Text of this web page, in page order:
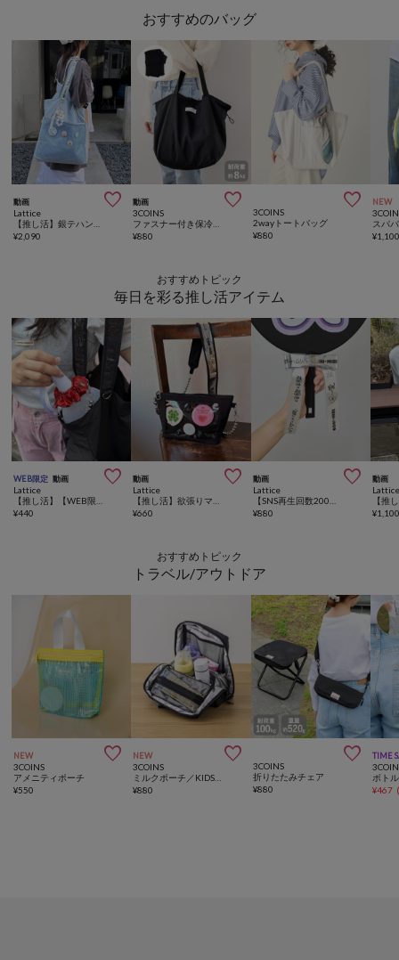
おすすめのバッグ
動画 
Lattice
¥2,090
動画 
3COINS
¥880

3COINS
2wayトートバッグ
¥880
NEW
スパ
¥
おすすめトピック
毎日を彩る推し活アイテム
WEB限定 動画 
Lattice
¥440
動画 
Lattice
¥660
動画 
Lattice
¥880
動画
¥
おすすめトピック
トラベル/アウトドア
NEW 
3COINS
アメニティポーチ
¥550
NEW 
3COINS
¥880

3COINS
折りたたみチェア
¥880
TIME
ボト
¥467